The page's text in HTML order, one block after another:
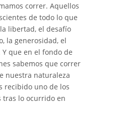
correr. Aquellos
de todo lo que
libertad, el desafío
la generosidad, el
que en el fondo de
sabemos que correr
nuestra naturaleza
recibido uno de los
tras lo ocurrido en